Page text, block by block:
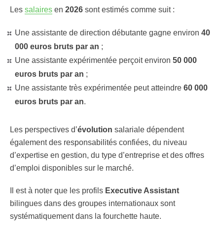
Les salaires en 2026 sont estimés comme suit :
Une assistante de direction débutante gagne environ 40
000 euros bruts par an ;
Une assistante expérimentée perçoit environ 50 000
euros bruts par an ;
Une assistante très expérimentée peut atteindre 60 000
euros bruts par an.
Les perspectives d’évolution salariale dépendent
également des responsabilités confiées, du niveau
d’expertise en gestion, du type d’entreprise et des offres
d’emploi disponibles sur le marché.
Il est à noter que les profils Executive Assistant
bilingues dans des groupes internationaux sont
systématiquement dans la fourchette haute.